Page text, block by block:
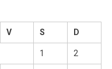
V S D
1 2